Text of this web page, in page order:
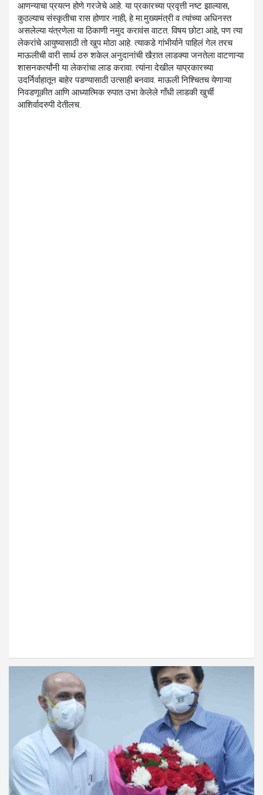
आणन्याचा प्रयत्न होणे गरजेचे आहे. या प्रकारच्या प्रवृत्ती नष्ट झाल्यास,
कुठल्याच संस्कृतीचा रास होणार नाही, हे मा.मुख्यमंत्री व त्यांच्या अधिनस्त
असलेल्या यंत्रणेला या ठिकाणी नमुद करावंस वाटत. विषय छोटा आहे, पण त्या
लेकरांचे आयुष्यासाठी तो खुप मोठा आहे. त्याकडे गांभीर्याने पाहिलं गेल तरच
माऊलीची वारी सार्थ ठरु शकेल.अनुदानांची खैऱात लाडक्या जनतेला वाटणाऱ्या
शासनकर्त्यांनी या लेकरांचा लाड करावा. त्यांना देखील याप्रकारच्या
उदर्निर्वाहातून बाहेर पडण्यासाठी उत्साही बनवाव. माऊली निश्चितच येणाऱ्या
निवडणूकीत आणि आध्यात्मिक रुपात उभा केलेले गाँधी लाडकी खुर्ची
आशिर्वादरुपी देतीलच.